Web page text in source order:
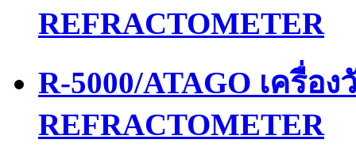
REFRACTOMETER
R-5000/ATAGO เครื่อ
REFRACTOMETER